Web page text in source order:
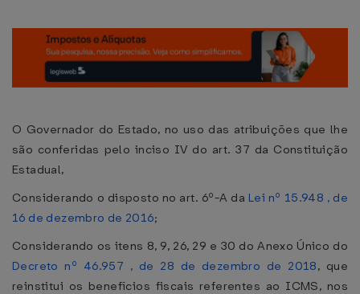
O Governador do Estado, no uso das atribuições que lhe
são conferidas pelo inciso IV do art. 37 da Constituição
Estadual,
Considerando o disposto no art. 6º-A da Lei nº 15.948 , de
16 de dezembro de 2016;
Considerando os itens 8, 9, 26, 29 e 30 do Anexo Único do
Decreto nº 46.957 , de 28 de dezembro de 2018, que
reinstitui os benefícios fiscais referentes ao ICMS, nos